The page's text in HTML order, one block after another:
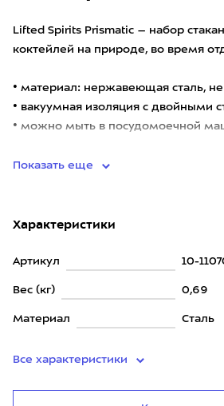
Lifted Spirits Prismatic – набор
коктейлей на природе, во время
• материал: нержавеющая сталь,
• вакуумная изоляция с двойными
• можно мыть в посудомоечной
Показать еще
Характеристики
Артикул 10-
Вес (кг) 0,69
Материал Сталь
Все характеристики